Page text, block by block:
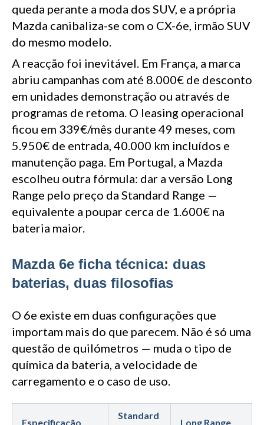
queda perante a moda dos SUV, e a própria
Mazda canibaliza-se com o CX-6e, irmão SUV
do mesmo modelo.
A reacção foi inevitável. Em França, a marca
abriu campanhas com até 8.000€ de desconto
em unidades demonstração ou através de
programas de retoma. O leasing operacional
ficou em 339€/mês durante 49 meses, com
5.950€ de entrada, 40.000 km incluídos e
manutenção paga. Em Portugal, a Mazda
escolheu outra fórmula: dar a versão Long
Range pelo preço da Standard Range —
equivalente a poupar cerca de 1.600€ na
bateria maior.
Mazda 6e ficha técnica: duas
baterias, duas filosofias
O 6e existe em duas configurações que
importam mais do que parecem. Não é só uma
questão de quilómetros — muda o tipo de
química da bateria, a velocidade de
carregamento e o caso de uso.
Especificação
Standard
Long Range